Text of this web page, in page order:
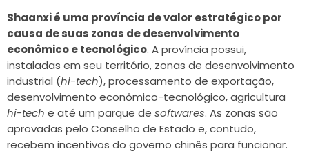
Shaanxi é uma província de valor estratégico por
causa de suas zonas de desenvolvimento
econômico e tecnológico. A província possui,
instaladas em seu território, zonas de desenvolvimento
industrial (hi-tech), processamento de exportação,
desenvolvimento econômico-tecnológico, agricultura
hi-tech e até um parque de softwares. As zonas são
aprovadas pelo Conselho de Estado e, contudo,
recebem incentivos do governo chinês para funcionar.